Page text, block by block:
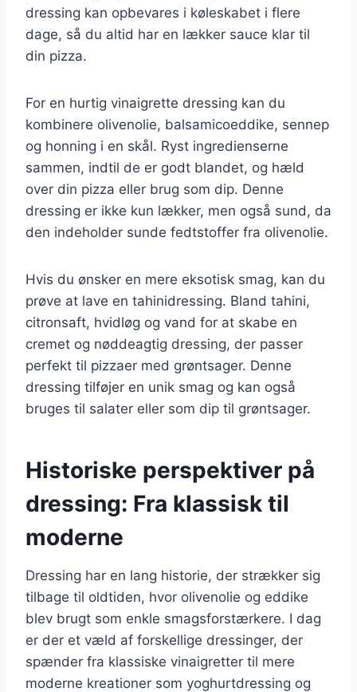
dressing kan opbevares i køleskabet i flere
dage, så du altid har en lækker sauce klar til
din pizza.
For en hurtig vinaigrette dressing kan du
kombinere olivenolie, balsamicoeddike, sennep
og honning i en skål. Ryst ingredienserne
sammen, indtil de er godt blandet, og hæld
over din pizza eller brug som dip. Denne
dressing er ikke kun lækker, men også sund, da
den indeholder sunde fedtstoffer fra olivenolie.
Hvis du ønsker en mere eksotisk smag, kan du
prøve at lave en tahinidressing. Bland tahini,
citronsaft, hvidløg og vand for at skabe en
cremet og nøddeagtig dressing, der passer
perfekt til pizzaer med grøntsager. Denne
dressing tilføjer en unik smag og kan også
bruges til salater eller som dip til grøntsager.
Historiske perspektiver på
dressing: Fra klassisk til
moderne
Dressing har en lang historie, der strækker sig
tilbage til oldtiden, hvor olivenolie og eddike
blev brugt som enkle smagsforstærkere. I dag
er der et væld af forskellige dressinger, der
spænder fra klassiske vinaigretter til mere
moderne kreationer som yoghurtdressing og